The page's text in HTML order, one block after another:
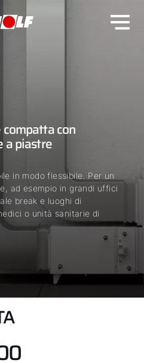
con
a piastre
in modo flessibile. Per un
ad esempio in grandi uffici
break e luoghi di
o unità sanitarie di